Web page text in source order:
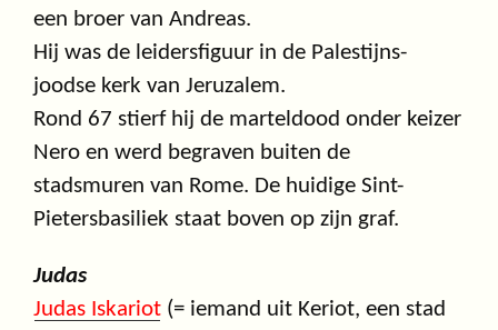
een broer van Andreas.
Hij was de leidersfiguur in de Palestijns-
joodse kerk van Jeruzalem.
Rond 67 stierf hij de marteldood onder keizer
Nero en werd begraven buiten de
stadsmuren van Rome. De huidige Sint-
Pietersbasiliek staat boven op zijn graf.
Judas
Judas Iskariot (= iemand uit Keriot, een stad